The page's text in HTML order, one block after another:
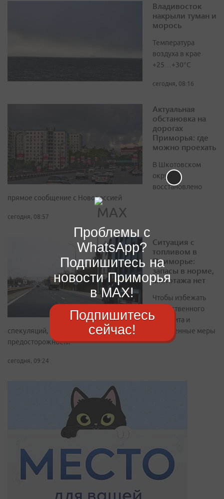
Владивосток
накрыли туман и
морось
Температура
воздуха в крае
+25…+30°C
сегодня, 08:16
Актуальная
обстановка на
дорогах
Приморья: где
можно проехать
В Шкотовском
округе
восстановлено
прямое сообщение с Новороссией
сегодня, 08:57
Ситуация с
топливом в
Приморье:
запасы в норме,
ажиотажа нет
Чтобы избежать
искусственного
дефицита и
спекуляций, в крае продолжают действовать временные меры
предосторожности
сегодня, 09:24
Проблемы с
WhatsApp?
Подпишитесь на
новости Приморья
в MAX!
Подпишитесь
сейчас!